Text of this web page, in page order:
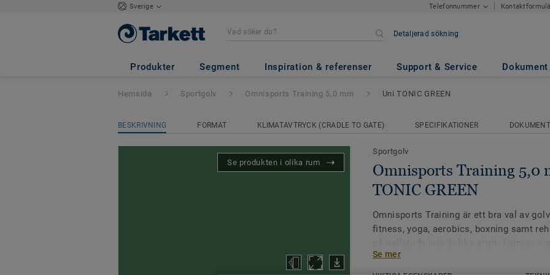
Sverige Telefonnummer
Detaljerad sökning
Produkter Segment Inspiration & referenser Support & Service Dokument
Omnisports Training 5,0 mm - Uni TONIC
Hemsida Sportgolv Omnisports Training 5,0 mm Uni TONIC GREEN
BESKRIVNING FORMAT KLIMATAVTRYCK (CRADLE TO GATE) SPECIFIKATIONER
Se produkten i olika rum
Sportgolv
Omnisports Training 5,0
TONIC GREEN
Omnisports Training är ett bra val av
fitness, yoga, aerobics, boxning samt
Se mer